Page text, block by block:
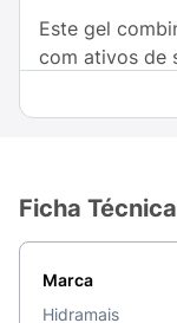
Este gel
com ativos de
macios e
as células
Ficha Técnica
Marca
Hidramais